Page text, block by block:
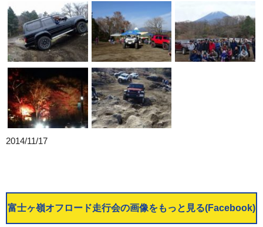
2014/11/17
富士ヶ嶺オフロード走行会の画像をもっと見る(Facebook)